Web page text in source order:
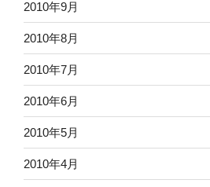
2010年9月
2010年8月
2010年7月
2010年6月
2010年5月
2010年4月